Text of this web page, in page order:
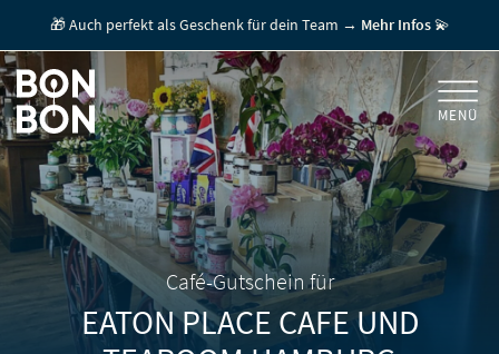
GUTSCHEIN EINLÖSEN
FÜR FIRMEN/ MITARBEITERGESCHENK
+
GESCHENKGUTSCHEINE
FÜR GASTRONOMEN
🎁 Auch perfekt als Geschenk für dein Team → Mehr Infos💫
MENÜ
Café-Gutschein für
EATON PLACE CAFE UND